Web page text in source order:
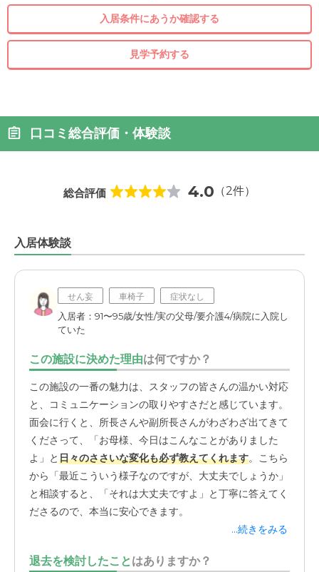
入居条件にあうか確認する
見学予約する
口コミ総合評価・体験談
総合評価 4.0 （2件）
入居体験談
せん妄 車椅子 症状なし
入居者：91〜95歳/女性/実の父母/要介護4/病院に入院し
ていた
この施設に決めた理由は何ですか？
この施設の一番の魅力は、スタッフの皆さんの温かい対応
と、コミュニケーションの取りやすさだと感じています。
面会に行くと、所長さんや副所長さんがわざわざ出てきて
くださって、「お母様、今日はこんなことがありました
よ」と日々のささいな変化も必ず教えてくれます。こちら
から「最近こういう様子なのですが、大丈夫でしょうか」
と相談すると、「それは大丈夫ですよ」と丁寧に答えてく
ださるので、本当に安心できます。
施設全体がとても行きやすい雰囲気なんです。家族がいつ
...続きをみる
退去を検討したことはありますか？